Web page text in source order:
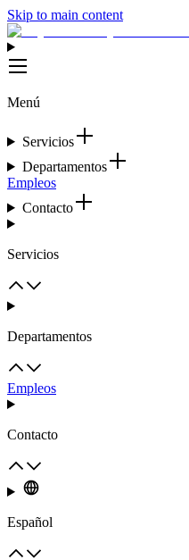
Skip to main content
Menú
Servicios
Departamentos
Empleos
Contacto
Servicios
Departamentos
Empleos
Contacto
Español